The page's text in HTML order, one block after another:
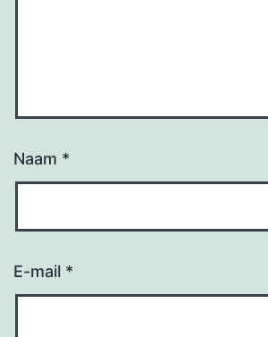
Naam *
E-mail *